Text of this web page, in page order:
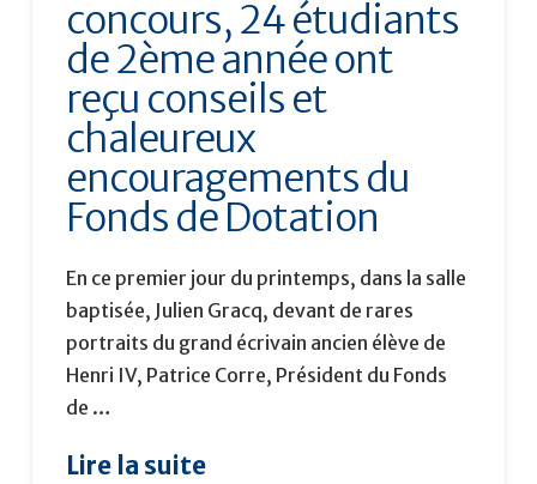
concours, 24 étudiants
de 2ème année ont
reçu conseils et
chaleureux
encouragements du
Fonds de Dotation
En ce premier jour du printemps, dans la salle
baptisée, Julien Gracq, devant de rares
portraits du grand écrivain ancien élève de
Henri IV, Patrice Corre, Président du Fonds
de …
Lire la suite